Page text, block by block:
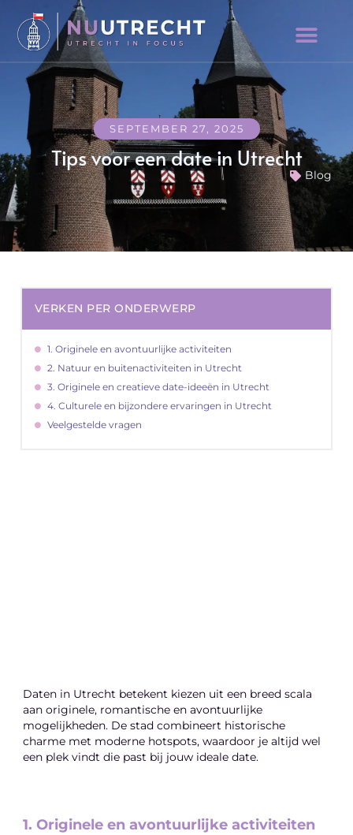
SEPTEMBER 27, 2025
Tips voor een date in Utrecht
Blog
Daten in Utrecht betekent kiezen uit een breed scala
aan originele, romantische en avontuurlijke
mogelijkheden. De stad combineert historische
charme met moderne hotspots, waardoor je altijd wel
een plek vindt die past bij jouw ideale date.
1. Originele en avontuurlijke activiteiten
VERKEN PER ONDERWERP
1. Originele en avontuurlijke activiteiten
2. Natuur en buitenactiviteiten in Utrecht
3. Originele en creatieve date-ideeën in Utrecht
4. Culturele en bijzondere ervaringen in Utrecht
Veelgestelde vragen